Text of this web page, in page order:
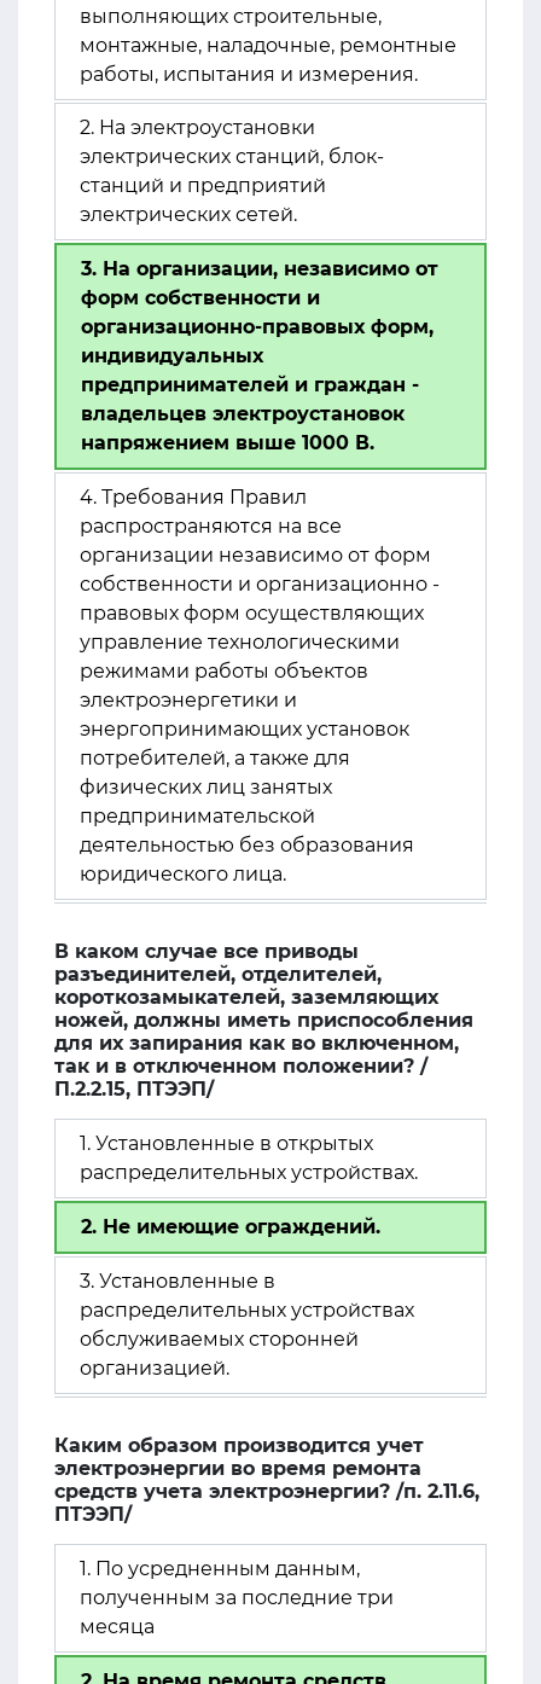
выполняющих строительные,
монтажные, наладочные, ремонтные
работы, испытания и измерения.
2. На электроустановки
электрических станций, блок-
станций и предприятий
электрических сетей.
3. На организации, независимо от
форм собственности и
организационно-правовых форм,
индивидуальных
предпринимателей и граждан -
владельцев электроустановок
напряжением выше 1000 В.
4. Требования Правил
распространяются на все
организации независимо от форм
собственности и организационно -
правовых форм осуществляющих
управление технологическими
режимами работы объектов
электроэнергетики и
энергопринимающих установок
потребителей, а также для
физических лиц занятых
предпринимательской
деятельностью без образования
юридического лица.
В каком случае все приводы
разъединителей, отделителей,
короткозамыкателей, заземляющих
ножей, должны иметь приспособления
для их запирания как во включенном,
так и в отключенном положении? /
П.2.2.15, ПТЭЭП/
1. Установленные в открытых
распределительных устройствах.
2. Не имеющие ограждений.
3. Установленные в
распределительных устройствах
обслуживаемых сторонней
организацией.
Каким образом производится учет
электроэнергии во время ремонта
средств учета электроэнергии? /п. 2.11.6,
ПТЭЭП/
1. По усредненным данным,
полученным за последние три
месяца